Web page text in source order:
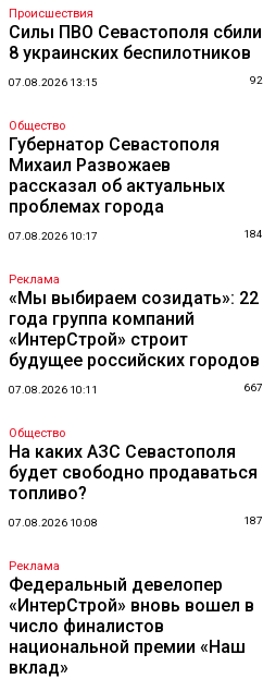
Происшествия
Силы ПВО Севастополя сбили
8 украинских беспилотников
07.08.2026 13:15 92
Общество
Губернатор Севастополя
Михаил Развожаев
рассказал об актуальных
проблемах города
07.08.2026 10:17 184
Реклама
«Мы выбираем созидать»: 22
года группа компаний
«ИнтерСтрой» строит
будущее российских городов
07.08.2026 10:11 667
Общество
На каких АЗС Севастополя
будет свободно продаваться
топливо?
07.08.2026 10:08 187
Реклама
Федеральный девелопер
«ИнтерСтрой» вновь вошел в
число финалистов
национальной премии «Наш
вклад»